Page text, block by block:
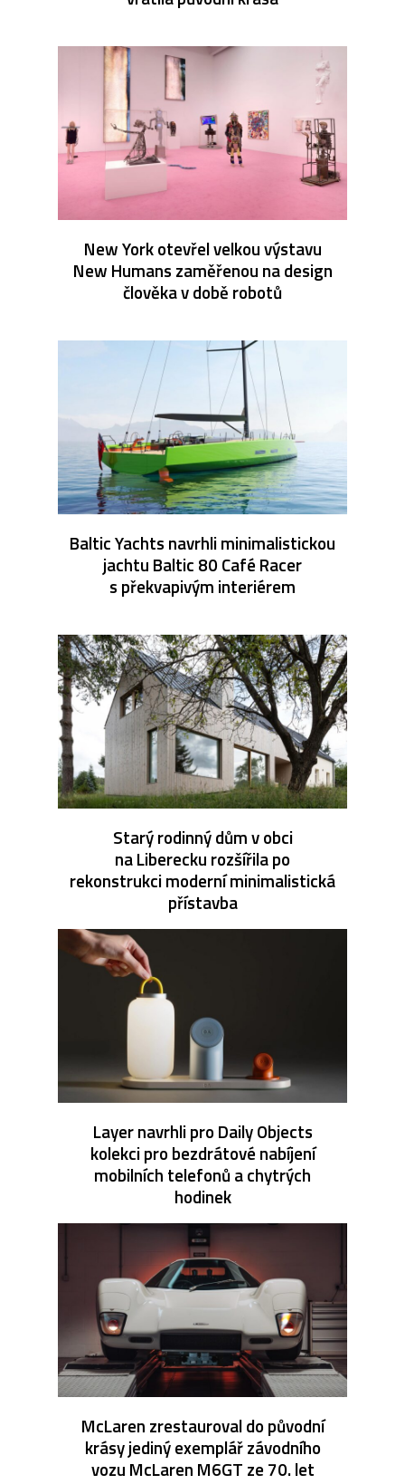
New York otevřel velkou výstavu
New Humans zaměřenou na design
člověka v době robotů
Baltic Yachts navrhli minimalistickou
jachtu Baltic 80 Café Racer
s překvapivým interiérem
Starý rodinný dům v obci
na Liberecku rozšířila po
rekonstrukci moderní minimalistická
přístavba
Layer navrhli pro Daily Objects
kolekci pro bezdrátové nabíjení
mobilních telefonů a chytrých
hodinek
McLaren zrestauroval do původní
krásy jediný exemplář závodního
vozu McLaren M6GT ze 70. let